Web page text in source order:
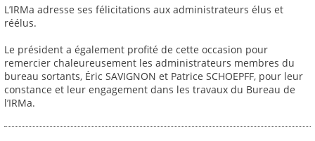
L’IRMa adresse ses félicitations aux administrateurs élus et
réélus.
Le président a également profité de cette occasion pour
remercier chaleureusement les administrateurs membres du
bureau sortants, Éric SAVIGNON et Patrice SCHOEPFF, pour leur
constance et leur engagement dans les travaux du Bureau de
l’IRMa.